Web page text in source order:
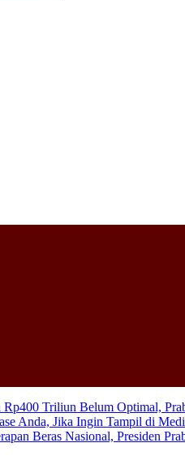
Rp400 Triliun Belum Optimal,
Anda, Jika Ingin Tampil di
Beras Nasional, Presiden